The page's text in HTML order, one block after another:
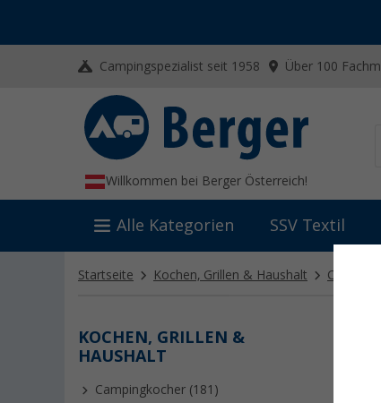
Campingspezialist seit 1958 Über 100
Willkommen bei Berger Österreich!
Alle Kategorien SSV Textil
Startseite Kochen, Grillen & Haushalt
KOCHEN, GRILLEN &
HAUSHALT
Campingkocher (181)